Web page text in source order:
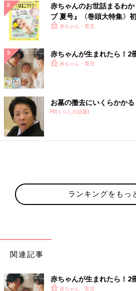
赤ちゃんのお世話まるわ
ブ 夏号』〈巻頭大特集〉
く！ おっぱい・ミルクの
赤ちゃん・育児
赤ちゃんが生まれたら！2
赤ちゃん・育児
お墓の撤去にいくらかか
PR(くらしの話題)
ランキングをもっ
関連記事
赤ちゃんが生まれたら！2
赤ちゃん・育児